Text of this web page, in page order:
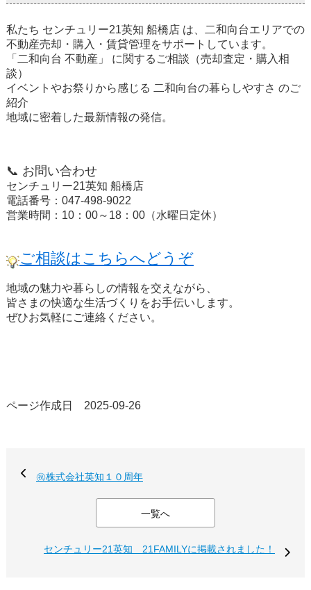
私たち センチュリー21英知 船橋店は、二和向台エリアでの
不動産売却・購入・賃貸管理をサポートしています。
「二和向台 不動産」
に関するご相談（売却査定・購入相
談）
イベントやお祭りから感じる 二和向台の暮らしやすさ のご
紹介
地域に密着した最新情報の発信。
📞 お問い合わせ
センチュリー21英知 船橋店
電話番号：047-498-9022
営業時間 ：10：00～18：00（水曜日定休）
ご相談はこちらへどうぞ
地域の魅力や暮らしの情報を交えながら、
皆さまの快適な生活づくりをお手伝いします。
ぜひお気軽にご連絡ください。
ページ作成日 2025-09-26
㊗️株式会社英知１０周年
一覧へ
センチュリー21英知 21FAMILYに掲載されました！